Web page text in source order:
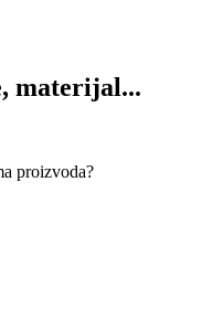
materijal...
proizvoda?